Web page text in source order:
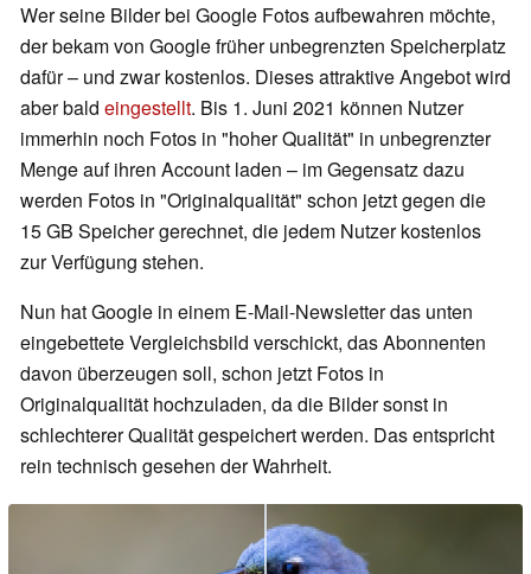
Wer seine Bilder bei Google Fotos aufbewahren möchte,
der bekam von Google früher unbegrenzten Speicherplatz
dafür – und zwar kostenlos. Dieses attraktive Angebot wird
aber bald eingestellt. Bis 1. Juni 2021 können Nutzer
immerhin noch Fotos in "hoher Qualität" in unbegrenzter
Menge auf ihren Account laden – im Gegensatz dazu
werden Fotos in "Originalqualität" schon jetzt gegen die
15 GB Speicher gerechnet, die jedem Nutzer kostenlos
zur Verfügung stehen.
Nun hat Google in einem E-Mail-Newsletter das unten
eingebettete Vergleichsbild verschickt, das Abonnenten
davon überzeugen soll, schon jetzt Fotos in
Originalqualität hochzuladen, da die Bilder sonst in
schlechterer Qualität gespeichert werden. Das entspricht
rein technisch gesehen der Wahrheit.